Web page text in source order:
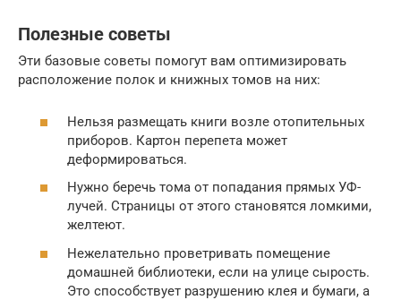
Полезные советы
Эти базовые советы помогут вам оптимизировать
расположение полок и книжных томов на них:
Нельзя размещать книги возле отопительных
приборов. Картон перепета может
деформироваться.
Нужно беречь тома от попадания прямых УФ-
лучей. Страницы от этого становятся ломкими,
желтеют.
Нежелательно проветривать помещение
домашней библиотеки, если на улице сырость.
Это способствует разрушению клея и бумаги, а